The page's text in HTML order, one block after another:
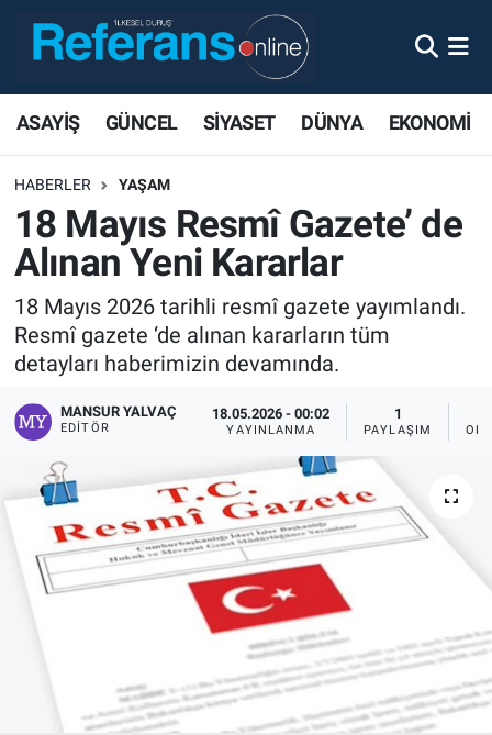
ASAYİŞ GÜNCEL SİYASET DÜNYA EKONOMİ
HABERLER YAŞAM
18 Mayıs Resmî Gazete’ de
Alınan Yeni Kararlar
18 Mayıs 2026 tarihli resmî gazete yayımlandı.
Resmî gazete ‘de alınan kararların tüm
detayları haberimizin devamında.
MANSUR YALVAÇ
EDITÖR
18.05.2026 - 00:02
YAYINLANMA
1
PAYLAŞIM